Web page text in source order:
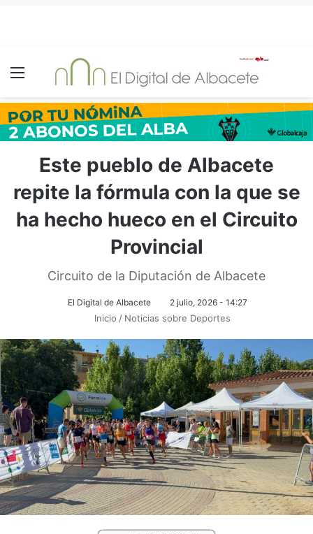
Menú
Este pueblo de Albacete
repite la fórmula con la que se
ha hecho hueco en el Circuito
Provincial
Circuito de la Diputación de Albacete
El Digital de Albacete 2 julio, 2026 - 14:27
Inicio / Noticias sobre Deportes